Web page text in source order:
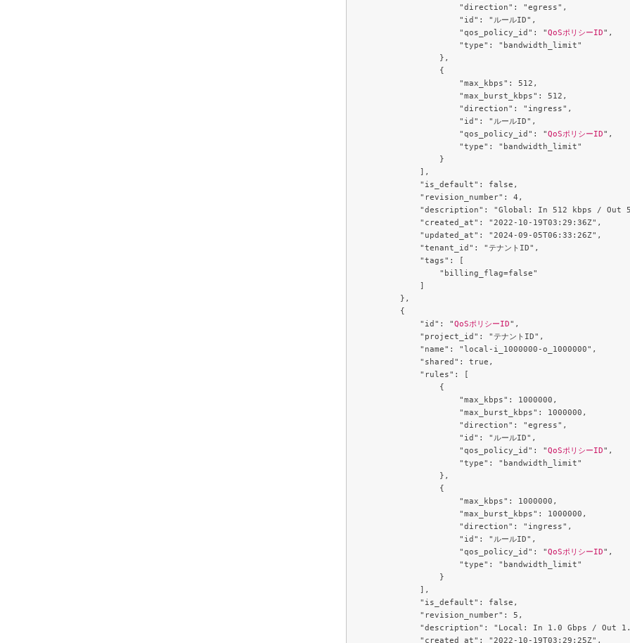
                    "direction": "egress",
                    "id": "ルールID",
                    "qos_policy_id": "
QoSポリシーID",
                    "type": "bandwidth_limit"
                },
                {
                    "max_kbps": 512,
                    "max_burst_kbps": 512,
                    "direction": "ingress",
                    "id": "ルールID",
                    "qos_policy_id": "
QoSポリシーID",
                    "type": "bandwidth_limit"
                }
            ],
            "is_default": false,
            "revision_number": 4,
"description": "Global: In 512 kbps / Out
            "created_at": "2022-10-19T03:29:36Z",
            "updated_at": "2024-09-05T06:33:26Z",
            "tenant_id": "テナントID",
            "tags": [
                "billing_flag=false"
            ]
        },
        {
            "id": "
QoSポリシーID",
            "project_id": "テナントID",
            "name": "local-i_1000000-o_1000000",
            "shared": true,
            "rules": [
                {
                    "max_kbps": 1000000,
                    "max_burst_kbps": 1000000,
                    "direction": "egress",
                    "id": "ルールID",
                    "qos_policy_id": "
QoSポリシーID",
                    "type": "bandwidth_limit"
                },
                {
                    "max_kbps": 1000000,
                    "max_burst_kbps": 1000000,
                    "direction": "ingress",
                    "id": "ルールID",
                    "qos_policy_id": "
QoSポリシーID",
                    "type": "bandwidth_limit"
                }
            ],
            "is_default": false,
            "revision_number": 5,
"description": "Local: In 1.0 Gbps / Out
            "created_at": "2022-10-19T03:29:25Z",